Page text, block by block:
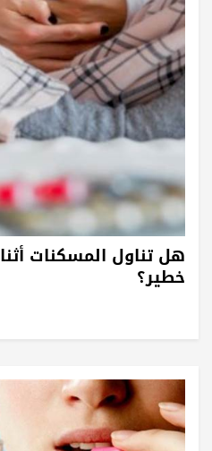
هل تناول المسكنات
خطير؟